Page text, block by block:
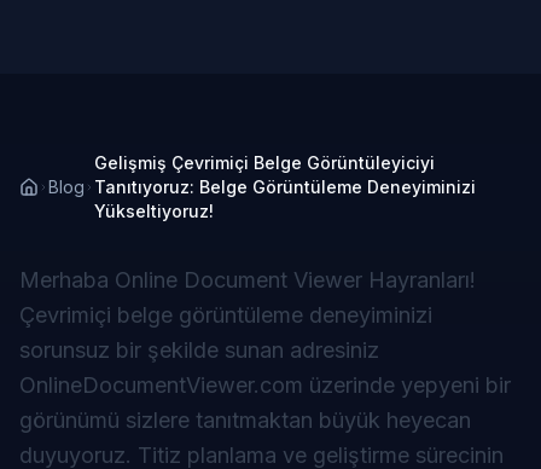
Blog
Gelişmiş Çevrimiçi Belge Görüntüleyiciyi
Tanıtıyoruz: Belge Görüntüleme Deneyiminizi
Yükseltiyoruz!
Merhaba Online Document Viewer Hayranları!
Çevrimiçi belge görüntüleme deneyiminizi
sorunsuz bir şekilde sunan adresiniz
OnlineDocumentViewer.com üzerinde yepyeni bir
görünümü sizlere tanıtmaktan büyük heyecan
duyuyoruz. Titiz planlama ve geliştirme sürecinin